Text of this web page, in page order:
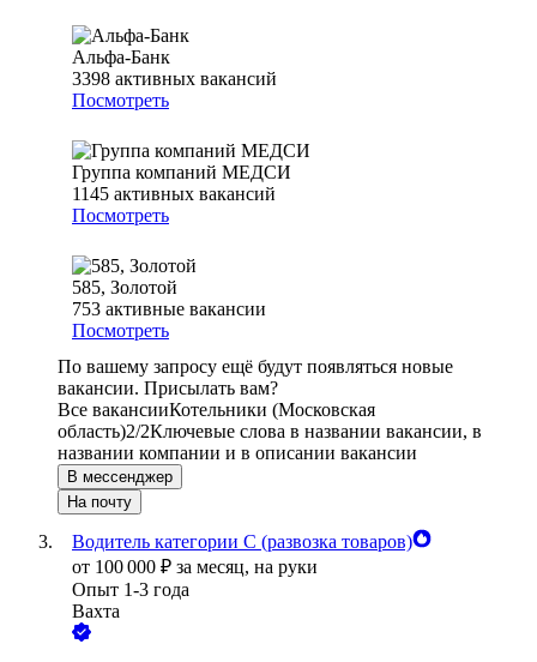
Альфа-Банк
3398 активных вакансий
Посмотреть
Группа компаний МЕДСИ
1145 активных вакансий
Посмотреть
585, Золотой
753 активные вакансии
Посмотреть
По вашему запросу ещё будут появляться новые
вакансии. Присылать вам?
Все вакансииКотельники (Московская
область)2/2Ключевые слова в названии вакансии, в
названии компании и в описании вакансии
В мессенджер
На почту
Водитель категории С (развозка товаров)
от 100 000 ₽ за месяц, на руки
Опыт 1-3 года
Вахта